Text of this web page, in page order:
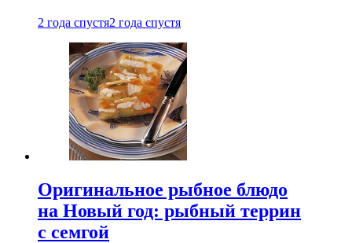
2 года спустя2 года спустя
Оригинальное рыбное блюдо
на Новый год: рыбный террин
с семгой